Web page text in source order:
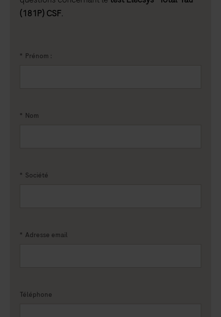
(181P) CSF.
* Prénom :
* Nom
* Société
* Adresse email
Téléphone